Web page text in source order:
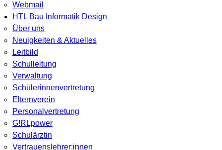
Webmail
HTL Bau Informatik Design
Über uns
Neuigkeiten & Aktuelles
Leitbild
Schulleitung
Verwaltung
Schülerinnenvertretung
Elternverein
Personalvertretung
G!RLpower
Schulärztin
Vertrauenslehrer:innen